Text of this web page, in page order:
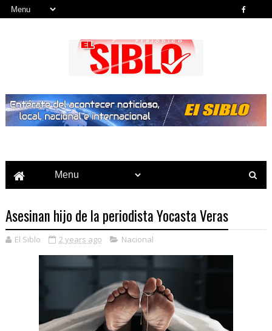
Asesinan hijo de la periodista Yocasta Veras
El Siblo 2 years ago Nacional